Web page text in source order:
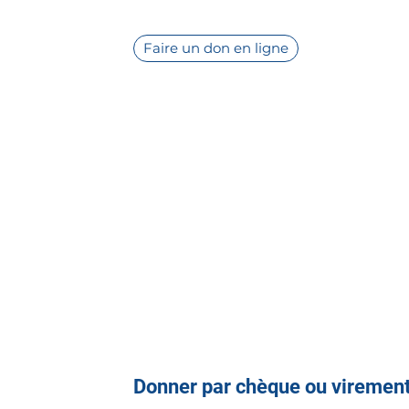
Faire un don en ligne
Donner par chèque ou